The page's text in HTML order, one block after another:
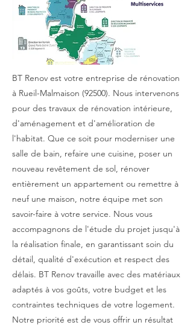
BT Renov est votre entreprise de rénovation
à Rueil-Malmaison (92500). Nous intervenons
pour des travaux de rénovation intérieure,
d'aménagement et d'amélioration de
l'habitat. Que ce soit pour moderniser une
salle de bain, refaire une cuisine, poser un
nouveau revêtement de sol, rénover
entièrement un appartement ou remettre à
neuf une maison, notre équipe met son
savoir-faire à votre service. Nous vous
accompagnons de l'étude du projet jusqu'à
la réalisation finale, en garantissant soin du
détail, qualité d'exécution et respect des
délais. BT Renov travaille avec des matériaux
adaptés à vos goûts, votre budget et les
contraintes techniques de votre logement.
Notre priorité est de vous offrir un résultat